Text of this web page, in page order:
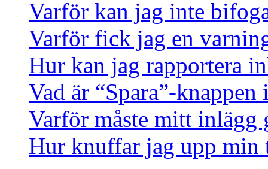
Varför kan jag inte
Varför fick jag en
Hur kan jag rapportera
Vad är “Spara”-
Varför måste mitt inlägg
Hur knuffar jag upp min